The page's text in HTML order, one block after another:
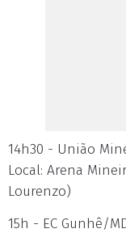
14h30 - União
Local: Arena
Lourenzo)
15h - EC Gunhê/